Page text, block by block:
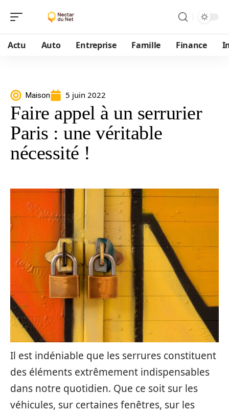
Actu Auto Entreprise Famille Finance
Maison 5 juin 2022
Faire appel à un serrurier
Paris : une véritable
nécessité !
Il est indéniable que les serrures constituent
des éléments extrêmement indispensables
dans notre quotidien. Que ce soit sur les
véhicules, sur certaines fenêtres, sur les